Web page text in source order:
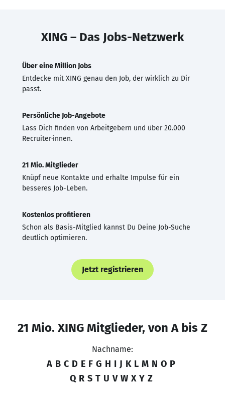
XING – Das Jobs-Netzwerk
Über eine Million Jobs
Entdecke mit XING genau den Job, der wirklich zu Dir
passt.
Persönliche Job-Angebote
Lass Dich finden von Arbeitgebern und über 20.000
Recruiter·innen.
21 Mio. Mitglieder
Knüpf neue Kontakte und erhalte Impulse für ein
besseres Job-Leben.
Kostenlos profitieren
Schon als Basis-Mitglied kannst Du Deine Job-Suche
deutlich optimieren.
Jetzt registrieren
21 Mio. XING Mitglieder, von A bis Z
Nachname:
A B C D E F G H I J K L M N O P
Q R S T U V W X Y Z